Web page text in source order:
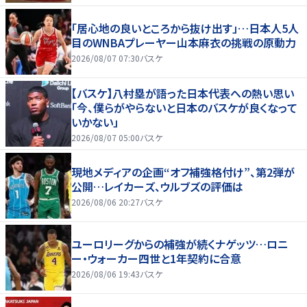
「居心地の良いところから抜け出す」…日本人5人
目のWNBAプレーヤー山本麻衣の挑戦の原動力
2026/08/07 07:30バスケ
【バスケ】八村塁が語った日本代表への熱い思い
「今、僕らがやらないと日本のバスケが良くなって
いかない」
2026/08/07 05:00バスケ
現地メディアの企画“オフ補強格付け”、第2弾が
公開…レイカーズ、ウルブズの評価は
2026/08/06 20:27バスケ
ユーロリーグからの補強が続くナゲッツ…ロニ
ー・ウォーカー四世と1年契約に合意
2026/08/06 19:43バスケ